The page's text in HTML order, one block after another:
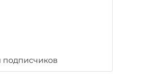
подписчиков